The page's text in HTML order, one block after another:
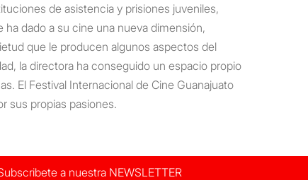
de asistencia y prisiones juveniles,
dado a su cine una nueva dimensión,
que le producen algunos aspectos del
la directora ha conseguido un espacio propio
El Festival Internacional de Cine Guanajuato
sus propias pasiones.
a nuestra NEWSLETTER